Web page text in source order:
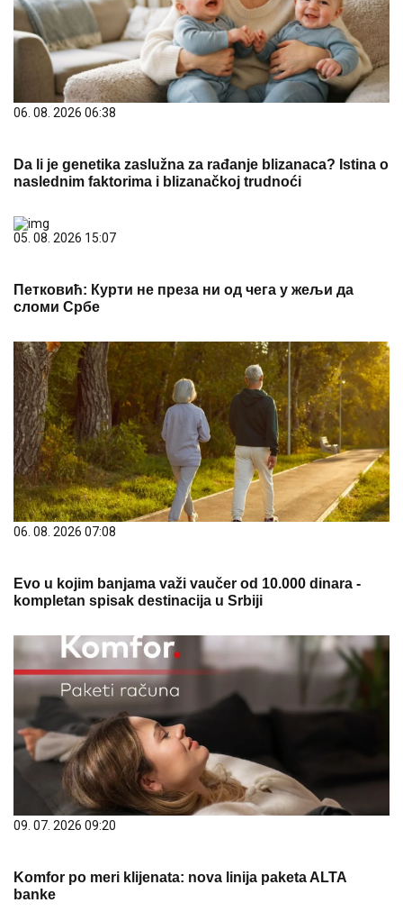
06. 08. 2026 06:38
Da li je genetika zaslužna za rađanje blizanaca? Istina o
naslednim faktorima i blizanačkoj trudnoći
05. 08. 2026 15:07
Петковић: Курти не преза ни од чега у жељи да
сломи Србе
06. 08. 2026 07:08
Evo u kojim banjama važi vaučer od 10.000 dinara -
kompletan spisak destinacija u Srbiji
09. 07. 2026 09:20
Komfor po meri klijenata: nova linija paketa ALTA
banke